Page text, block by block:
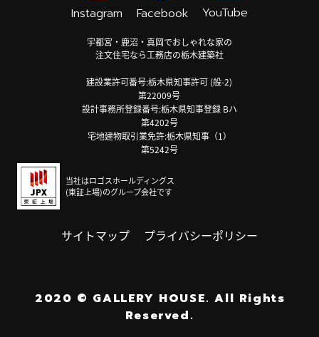
Instagram Facebook YouTube
宇都宮・鹿沼・真岡でおしゃれな家の
注文住宅なら工務店の栃木建築社
建設業許可番号:栃木県知事許可 (般-2)
第22009号
設計事務所登録番号:栃木県知事登録 Bハ
第4202号
宅地建物取引業免許:栃木県知事（1）
第5242号
当社はロゴスホールディングス
(東証上場)のグループ会社です
サイトマップ プライバシーポリシー
2020 © GALLERY HOUSE. All Rights
Reserved.